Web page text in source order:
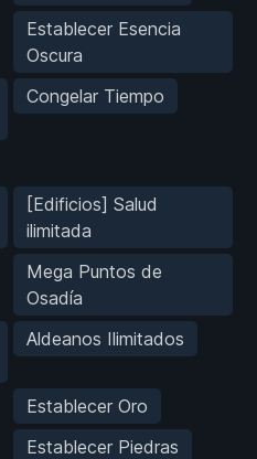
Establecer Esencia
Oscura
Congelar Tiempo
[Edificios] Salud
ilimitada
Mega Puntos de
Osadía
Aldeanos Ilimitados
Establecer Oro
Establecer Piedras